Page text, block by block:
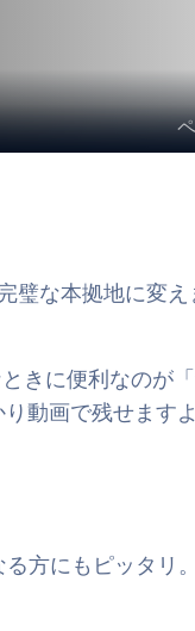
な本拠地に変え
きに便利なのが
動画で残せます
方にもピッタリ。